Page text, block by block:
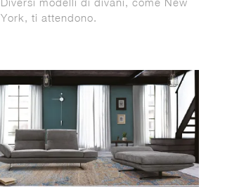
York, ti attendono.